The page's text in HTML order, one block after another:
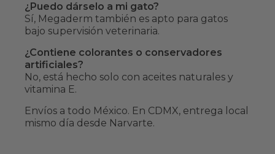
¿Puedo dárselo a mi gato?
Sí, Megaderm también es apto para gatos
bajo supervisión veterinaria.
¿Contiene colorantes o conservadores
artificiales?
No, está hecho solo con aceites naturales y
vitamina E.
Envíos a todo México. En CDMX, entrega local
mismo día desde Narvarte.